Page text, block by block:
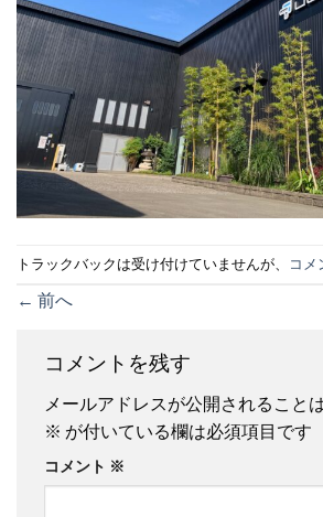
トラックバックは受け付けていませんが、 コメ
← 前へ
コメントを残す
メールアドレスが公開されること
※ が付いている欄は必須項目です
コメント ※